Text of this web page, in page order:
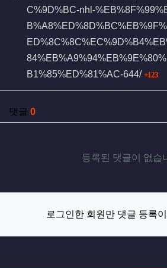
C%9D%BC-nhl-
B1%85%ED%81%AC-644/
123
댓글 0
등록된 댓글이 없습
로그인한 회원만 댓글 등록